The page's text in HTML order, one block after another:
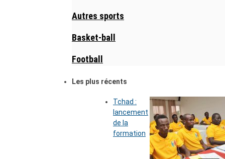
Autres sports
Basket-ball
Football
Les plus récents
Tchad :
lancement
de la
formation